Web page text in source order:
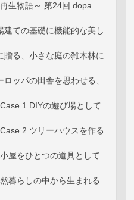
生物語～ 第24回 dopa
ての基礎に機能的な美し
る、小さな庭の雑木林に
ッパの田舎を思わせる、
1 DIYの遊び場として
2 ツリーハウスを作る
屋をひとつの道具として
暮らしの中から生まれる